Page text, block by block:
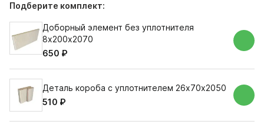
Подберите комплект:
Доборный элемент без уплотнителя
8х200х2070
650 ₽
Деталь короба с уплотнителем 26х70х2050
510 ₽